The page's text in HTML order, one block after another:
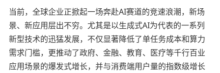
当前，全球企业正掀起一场奔赴AI赛道的竞速浪潮，新场
景、新应用层出不穷。尤其是以生成式AI为代表的一系列
新型技术的迅猛发展，不仅显著降低了单任务成本和算力
需求门槛，更推动了政府、金融、教育、医疗等千行百业
应用场景的爆发式增长，并与消费端用户量的指数级增长